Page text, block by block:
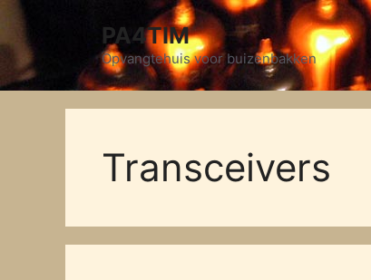
Skip
content
PA4TIM
Opvangtehuis voor buizenbakken
Transceivers